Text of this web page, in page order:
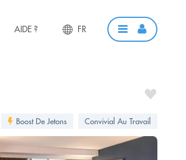
AIDE ? FR
Boost De Jetons Convivial Au Travail